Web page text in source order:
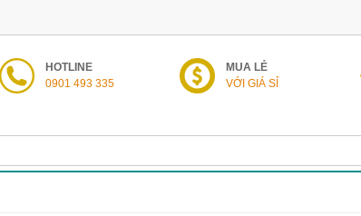
HOTLINE
0901 493 335
MUA LẺ
VỚI GIÁ SỈ